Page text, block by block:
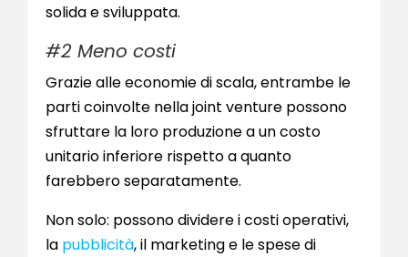
solida e sviluppata.
#2 Meno costi
Grazie alle economie di scala, entrambe le
parti coinvolte nella joint venture possono
sfruttare la loro produzione a un costo
unitario inferiore rispetto a quanto
farebbero separatamente.
Non solo: possono dividere i costi operativi,
la pubblicità, il marketing e le spese di